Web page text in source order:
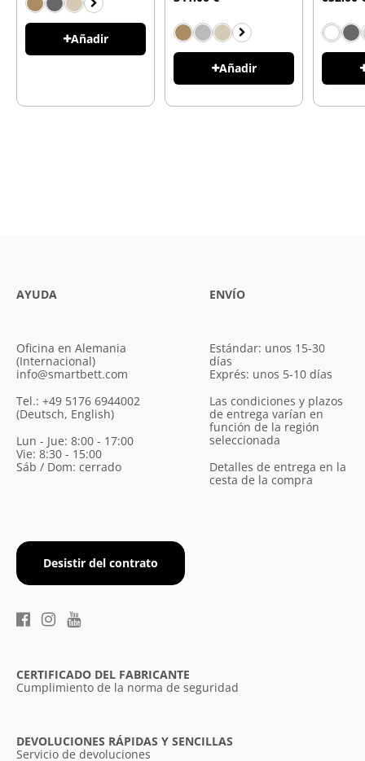
Añadir
Añadir
AYUDA
Oficina en Alemania
(Internacional)
info@smartbett.com
Tel.: +49 5176 6944002
(Deutsch, English)
Lun - Jue: 8:00 - 17:00
Vie: 8:30 - 15:00
Sáb / Dom: cerrado
Desistir del contrato
ENVÍO
Estándar: unos 15-30
días
Exprés: unos 5-10 días
Las condiciones y plazos
de entrega varían en
función de la región
seleccionada
Detalles de entrega en la
cesta de la compra
CERTIFICADO DEL FABRICANTE
Cumplimiento de la norma de seguridad
DEVOLUCIONES RÁPIDAS Y SENCILLAS
Servicio de devoluciones